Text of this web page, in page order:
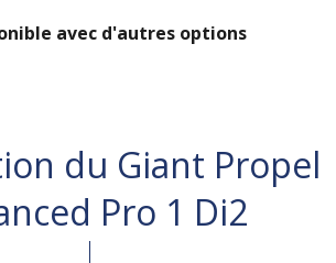
avec d'autres options
du Giant Propel
Pro 1 Di2